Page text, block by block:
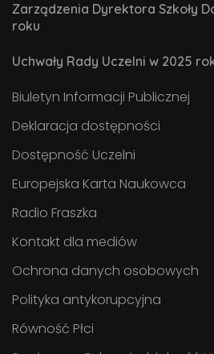
Zarządzenia Dyrektora Szkoły
roku
Uchwały Rady Uczelni w 2025
Biuletyn Informacji Publicznej
Deklaracja dostępności
Dostępność Uczelni
Europejska Karta Naukowca
Radio Fraszka
Kontakt dla mediów
Ochrona danych osobowych
Polityka antykorupcyjna
Równość Płci